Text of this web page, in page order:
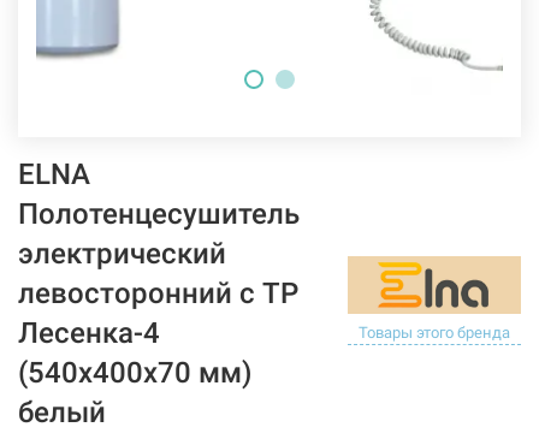
ELNA
Полотенцесушитель
электрический
левосторонний с ТР
Лесенка-4
(540х400х70 мм)
белый
Товары этого бренда